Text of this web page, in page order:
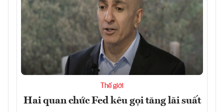
Thế giới
Hai quan chức Fed kêu gọi tăng lãi suất